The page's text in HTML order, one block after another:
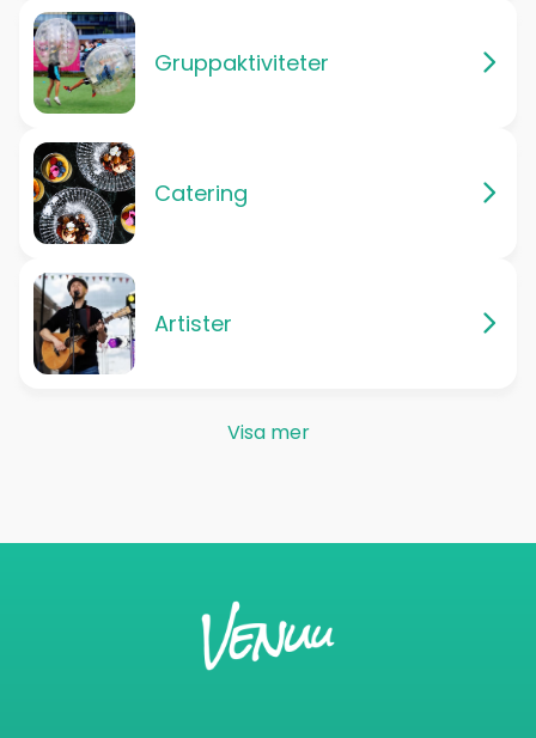
Gruppaktiviteter
Catering
Artister
Visa mer